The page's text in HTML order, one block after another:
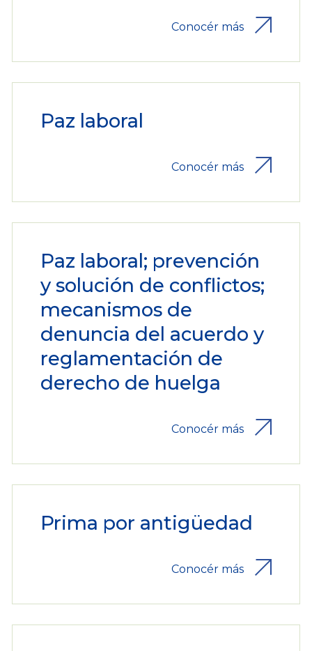
Conocér más
Paz laboral
Conocér más
Paz laboral; prevención
y solución de conflictos;
mecanismos de
denuncia del acuerdo y
reglamentación de
derecho de huelga
Conocér más
Prima por antigüedad
Conocér más